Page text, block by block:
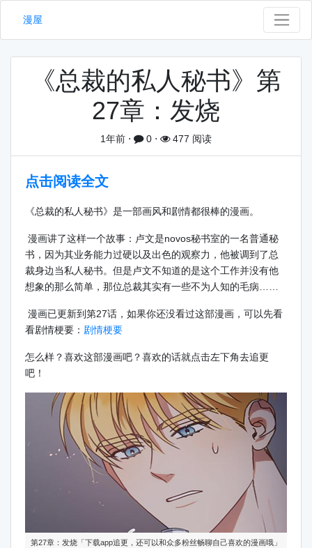
漫屋
《总裁的私人秘书》第
27章：发烧
1年前 ⋅ 0 ⋅ 477 阅读
点击阅读全文
《总裁的私人秘书》是一部画风和剧情都很棒的漫画。
漫画讲了这样一个故事：卢文是novos秘书室的一名普通秘
书，因为其业务能力过硬以及出色的观察力，他被调到了总
裁身边当私人秘书。但是卢文不知道的是这个工作并没有他
想象的那么简单，那位总裁其实有一些不为人知的毛病……
漫画已更新到第27话，如果你还没看过这部漫画，可以先看
看剧情梗要： 剧情梗要
怎么样？喜欢这部漫画吧？喜欢的话就点击左下角去追更
吧！
第27章：发烧「下载app追更，还可以和众多粉丝畅聊自己喜欢的漫画哦」